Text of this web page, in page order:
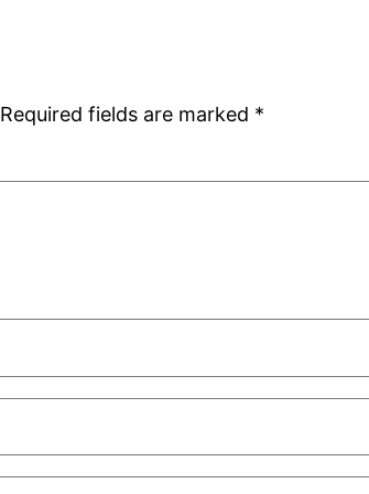
Required fields are marked *